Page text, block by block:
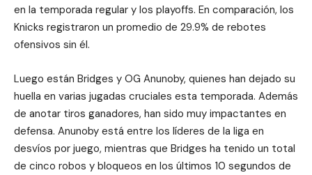
en la temporada regular y los playoffs. En comparación, los
Knicks registraron un promedio de 29.9% de rebotes
ofensivos sin él.
Luego están Bridges y OG Anunoby, quienes han dejado su
huella en varias jugadas cruciales esta temporada. Además
de anotar tiros ganadores, han sido muy impactantes en
defensa. Anunoby está entre los líderes de la liga en
desvíos por juego, mientras que Bridges ha tenido un total
de cinco robos y bloqueos en los últimos 10 segundos de